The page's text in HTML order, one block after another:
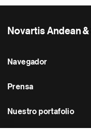
Novartis Andean
Navegador
Prensa
Nuestro portafolio